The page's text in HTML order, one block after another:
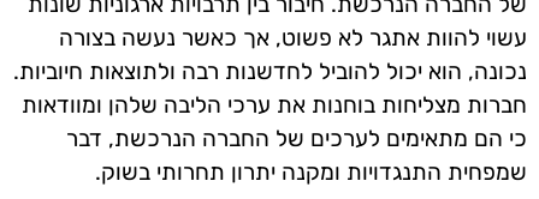
עשוי להוות אתגר לא פשוט, אך כאשר נעשה בצורה
נכונה, הוא יכול להוביל לחדשנות רבה ולתוצאות חיוביות.
חברות מצליחות בוחנות את ערכי הליבה שלהן ומוודאות
כי הם מתאימים לערכים של החברה הנרכשת, דבר
שמפחית התנגדויות ומקנה יתרון תחרותי בשוק.